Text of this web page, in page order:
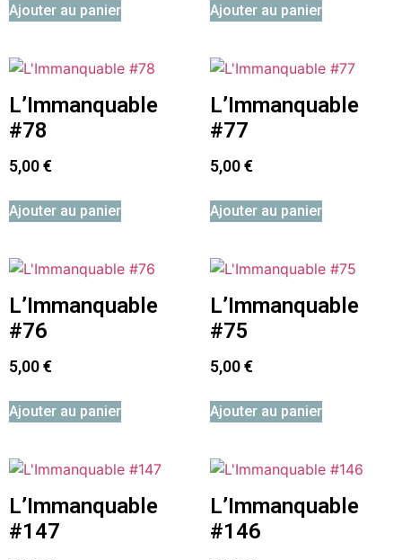
Ajouter au panier Ajouter au panier
L’Immanquable
#78
5,00€
Ajouter au panier
L’Immanquable
#77
5,00€
Ajouter au panier
L’Immanquable
#76
5,00€
Ajouter au panier
L’Immanquable
#75
5,00€
Ajouter au panier
L’Immanquable
#147
L’Immanquable
#146